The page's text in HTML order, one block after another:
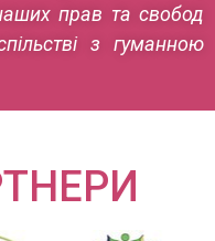
прав та свобод
з гуманною